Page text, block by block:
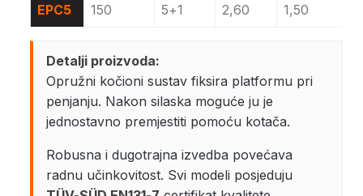
EPC5 150 5+1 2,60 1,50
Detalji proizvoda:
Opružni kočioni sustav fiksira platformu pri
penjanju. Nakon silaska moguće ju je
jednostavno premjestiti pomoću kotača.
Robusna i dugotrajna izvedba povećava
radnu učinkovitost. Svi modeli posjeduju